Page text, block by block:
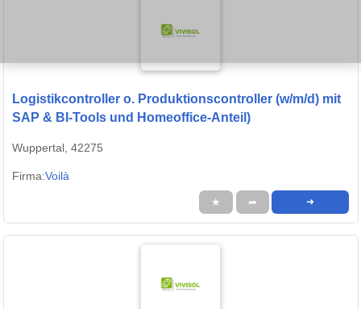
Logistikcontroller o. Produktionscontroller (w/m/d) mit
SAP & BI-Tools und Homeoffice-Anteil)
Wuppertal, 42275
Firma:Voilà
★ ➦ ➜